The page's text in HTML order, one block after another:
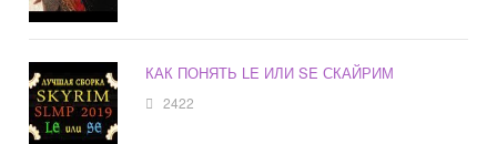
КАК ПОНЯТЬ LE ИЛИ SE СКАЙРИМ
2422